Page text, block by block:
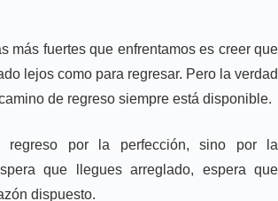
más fuertes que enfrentamos es creer que
lejos como para regresar. Pero la verdad
de regreso siempre está disponible.
por la perfección, sino por la
que llegues arreglado, espera que
dispuesto.